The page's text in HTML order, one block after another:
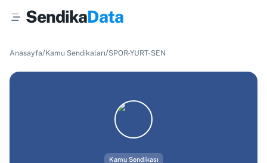
SendikaData
Anasayfa/Kamu Sendikaları/SPOR-YURT-SEN
Kamu Sendikası